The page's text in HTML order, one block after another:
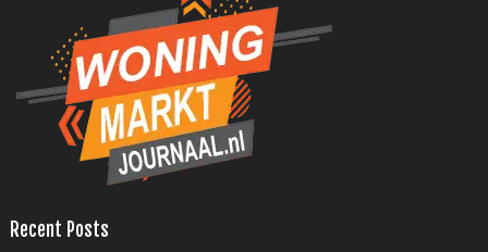
Recent Posts